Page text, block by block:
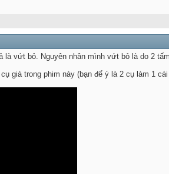
vứt bỏ. Nguyên nhân mình vứt bỏ là do 2
già trong phim này (bạn để ý là 2 cụ làm 1